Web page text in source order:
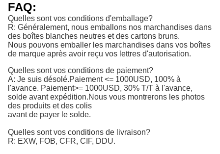
FAQ:
Quelles sont vos conditions d'emballage?
R: Généralement, nous emballons nos marchandises dans
des boîtes blanches neutres et des cartons bruns.
Nous pouvons emballer les marchandises dans vos boîtes
de marque après avoir reçu vos lettres d'autorisation.
Quelles sont vos conditions de paiement?
A: Je suis désolé.Paiement <= 1000USD, 100% à
l'avance. Paiement>= 1000USD, 30% T/T à l'avance,
solde avant expédition.Nous vous montrerons les photos
des produits et des colis
avant de payer le solde.
Quelles sont vos conditions de livraison?
R: EXW, FOB, CFR, CIF, DDU.